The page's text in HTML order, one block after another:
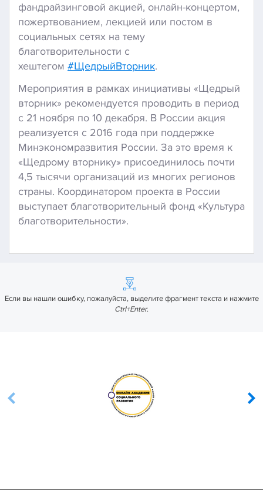
фандрайзинговой акцией, онлайн-концертом,
пожертвованием, лекцией или постом в
социальных сетях на тему
благотворительности с
хештегом #ЩедрыйВторник.
Мероприятия в рамках инициативы «Щедрый
вторник» рекомендуется проводить в период
с 21 ноября по 10 декабря. В России акция
реализуется с 2016 года при поддержке
Минэкономразвития России. За это время к
«Щедрому вторнику» присоединилось почти
4,5 тысячи организаций из многих регионов
страны. Координатором проекта в России
выступает благотворительный фонд «Культура
благотворительности».
Если вы нашли ошибку, пожалуйста, выделите фрагмент текста и нажмите
Ctrl+Enter.